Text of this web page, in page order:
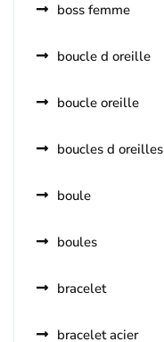
boss femme
boucle d oreille
boucle oreille
boucles d oreilles
boule
boules
bracelet
bracelet acier